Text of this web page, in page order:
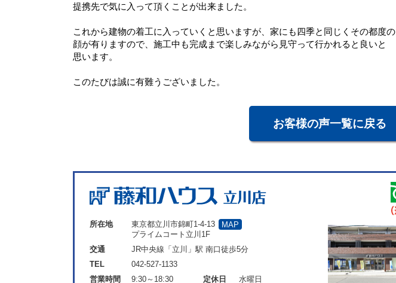
提携先で気に入って頂くことが出来ました。
これから建物の着工に入っていくと思いますが、家にも四季と同じくその都度の
顔が有りますので、施工中も完成まで楽しみながら見守って行かれると良いと
思います。
このたびは誠に有難うございました。
お客様の声一覧に戻る
所在地
東京都立川市錦町1-4-13
プライムコート立川1F
MAP
交通
JR中央線「立川」駅 南口徒歩5分
TEL
042-527-1133
営業時間
9:30～18:30 定休日 水曜日